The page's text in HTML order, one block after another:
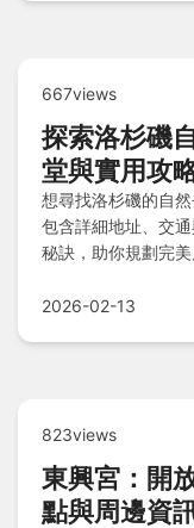
667views
探索洛杉磯
堂與實用攻
想尋找洛杉磯的自
包含詳細地址、交
秘訣，助你規劃完美
2026-02-13
823views
東興宮：開
點與周邊資